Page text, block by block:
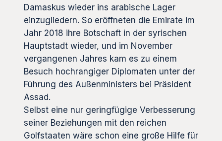
Damaskus wieder ins arabische Lager
einzugliedern. So eröffneten die Emirate im
Jahr 2018 ihre Botschaft in der syrischen
Hauptstadt wieder, und im November
vergangenen Jahres kam es zu einem
Besuch hochrangiger Diplomaten unter der
Führung des Außenministers bei Präsident
Assad.
Selbst eine nur geringfügige Verbesserung
seiner Beziehungen mit den reichen
Golfstaaten wäre schon eine große Hilfe für